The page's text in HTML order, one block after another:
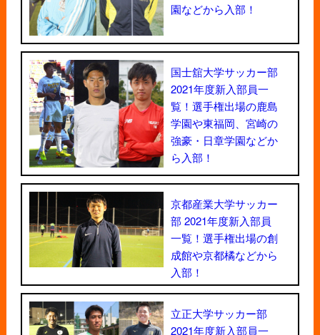
園などから入部！
国士舘大学サッカー部
2021年度新入部員一
覧！選手権出場の鹿島
学園や東福岡、宮崎の
強豪・日章学園などか
ら入部！
京都産業大学サッカー
部 2021年度新入部員
一覧！選手権出場の創
成館や京都橘などから
入部！
立正大学サッカー部
2021年度新入部員一